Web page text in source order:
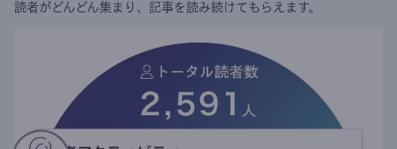
読者がどんどん集まり、記事を読み続けてもらえます。